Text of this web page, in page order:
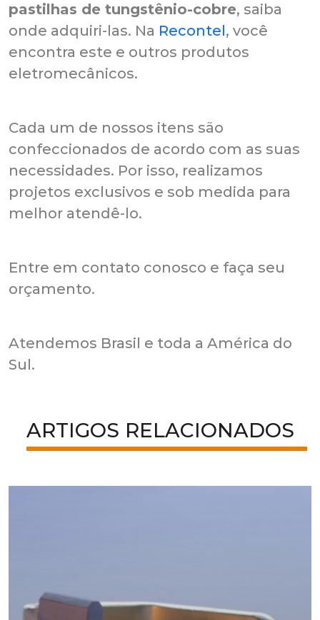
pastilhas de tungstênio-cobre, saiba
onde adquiri-las. Na Recontel, você
encontra este e outros produtos
eletromecânicos.
Cada um de nossos itens são
confeccionados de acordo com as suas
necessidades. Por isso, realizamos
projetos exclusivos e sob medida para
melhor atendê-lo.
Entre em contato conosco e faça seu
orçamento.
Atendemos Brasil e toda a América do
Sul.
ARTIGOS RELACIONADOS